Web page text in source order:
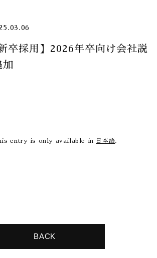
卒採用】2026年卒向け会社説
加
entry is only available in 日本語.
BACK